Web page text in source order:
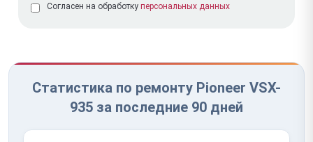
Согласен на обработку персональных данных
Статистика по ремонту Pioneer VSX-
935 за последние 90 дней